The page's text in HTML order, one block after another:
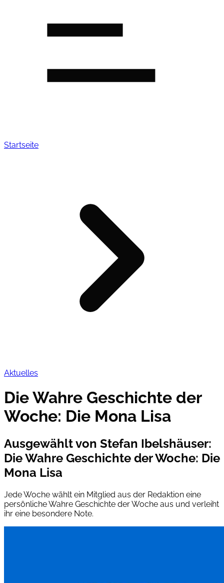
Startseite
Aktuelles
Die Wahre Geschichte der
Woche: Die Mona Lisa
Ausgewählt von Stefan Ibelshäuser:
Die Wahre Geschichte der Woche: Die
Mona Lisa
Jede Woche wählt ein Mitglied aus der Redaktion eine
persönliche Wahre Geschichte der Woche aus und verleiht
ihr eine besondere Note.